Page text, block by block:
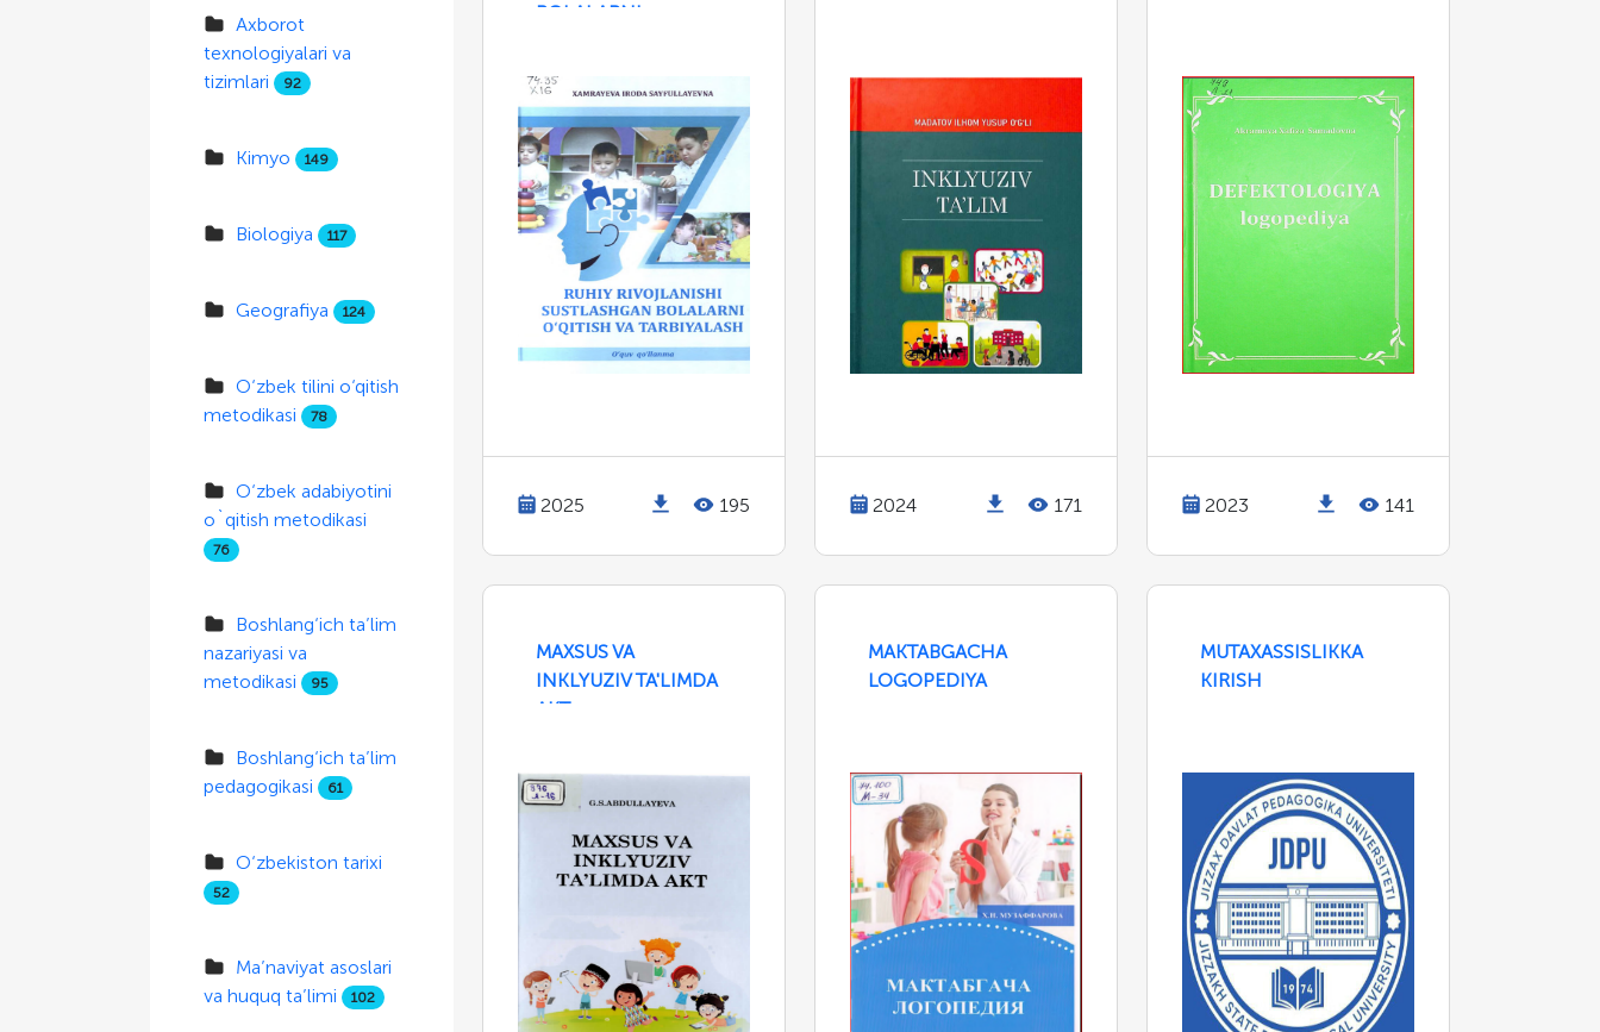
Axborot
texnologiyalari va
tizimlari
92
Kimyo 149
Biologiya 117
Geografiya 124
O‘zbek tilini o‘qitish
metodikasi
78
O‘zbek adabiyotini
o`qitish metodikasi
76
Boshlang‘ich ta’lim
nazariyasi va
metodikasi
95
Boshlang‘ich ta’lim
pedagogikasi
61
O‘zbekiston tarixi
52
Ma’naviyat asoslari
va huquq ta’limi
102
BOLALARNI
2025 195 2024 171 2023 141
MAXSUS VA
INKLYUZIV TA'LIMDA
AKT
MAKTABGACHA
LOGOPEDIYA
MUTAXASSISLIKKA
KIRISH